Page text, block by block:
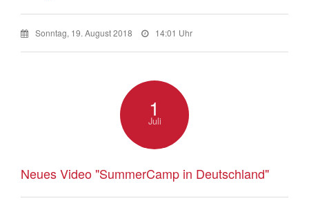
Sonntag, 19. August 2018 14:01 Uhr
1
Juli
Neues Video "SummerCamp in Deutschland"